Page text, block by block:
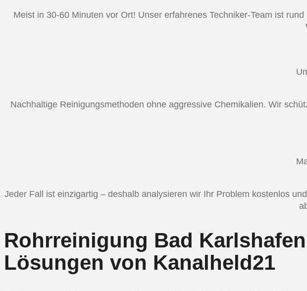
Meist in 30-60 Minuten vor Ort! Unser erfahrenes Techniker-Team ist
Nachhaltige Reinigungsmethoden ohne aggressive Chemikalien. Wir
Jeder Fall ist einzigartig – deshalb analysieren wir Ihr Problem kostenlos
Rohrreinigung Bad
Lösungen von Kanalheld21